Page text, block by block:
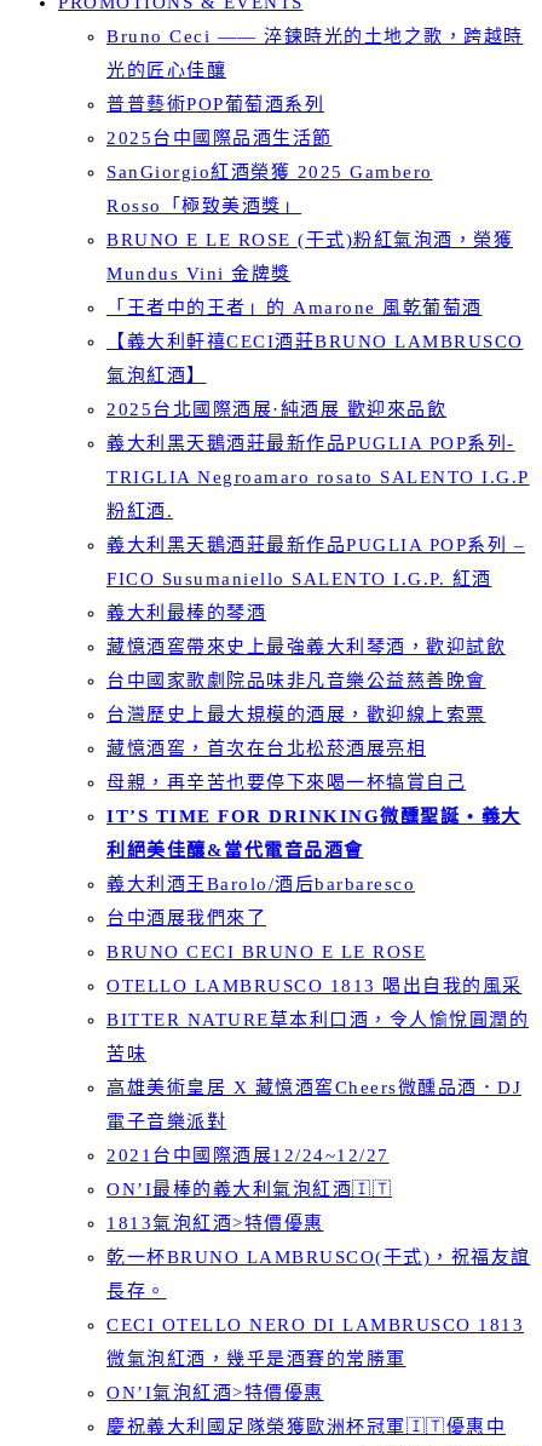
Bruno Ceci —— 淬鍊時光的土地之歌，跨越時
光的匠心佳釀
普普藝術POP葡萄酒系列
2025台中國際品酒生活節
SanGiorgio紅酒榮獲 2025 Gambero
Rosso「極致美酒獎」
BRUNO E LE ROSE (干式)粉紅氣泡酒，榮獲
Mundus Vini 金牌獎
「王者中的王者」的 Amarone 風乾葡萄酒
【義大利軒禧CECI酒莊BRUNO LAMBRUSCO
氣泡紅酒】
2025台北國際酒展·純酒展 歡迎來品飲
義大利黑天鵝酒莊最新作品PUGLIA POP系列-
TRIGLIA Negroamaro rosato SALENTO I.G.P
粉紅酒.
義大利黑天鵝酒莊最新作品PUGLIA POP系列 –
FICO Susumaniello SALENTO I.G.P. 紅酒
義大利最棒的琴酒
藏憶酒窖帶來史上最強義大利琴酒，歡迎試飲
台中國家歌劇院品味非凡音樂公益慈善晚會
台灣歷史上最大規模的酒展，歡迎線上索票
藏憶酒窖，首次在台北松菸酒展亮相
母親，再辛苦也要停下來喝一杯犒賞自己
IT’S TIME FOR DRINKING微醺聖誕 • 義大
利絕美佳釀&當代電音品酒會
義大利酒王Barolo/酒后barbaresco
台中酒展我們來了
BRUNO CECI BRUNO E LE ROSE
OTELLO LAMBRUSCO 1813 喝出自我的風采
BITTER NATURE草本利口酒，令人愉悅圓潤的
苦味
高雄美術皇居 X 藏憶酒窖Cheers微醺品酒．DJ
電子音樂派對
2021台中國際酒展12/24~12/27
ON’I最棒的義大利氣泡紅酒🇮🇹
1813氣泡紅酒>特價優惠
乾一杯BRUNO LAMBRUSCO(干式)，祝福友誼
長存。
CECI OTELLO NERO DI LAMBRUSCO 1813
微氣泡紅酒，幾乎是酒賽的常勝軍
ON’I氣泡紅酒>特價優惠
慶祝義大利國足隊榮獲歐洲杯冠軍🇮🇹優惠中